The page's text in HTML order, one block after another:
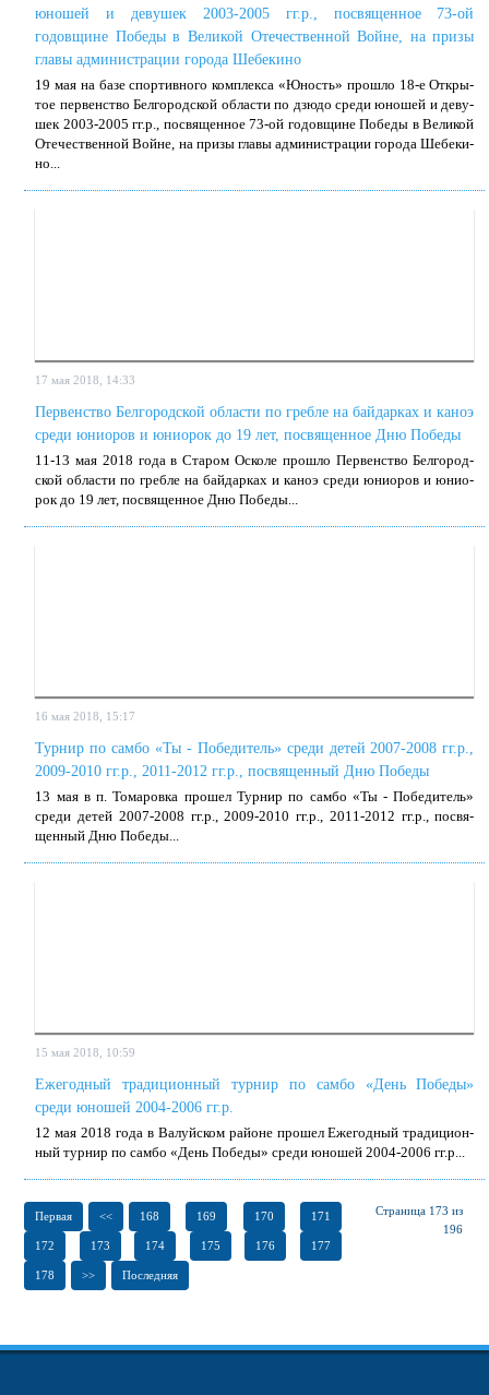
юношей и девушек 2003-2005 гг.р., посвященное 73-ой
годовщине Победы в Великой Отечественной Войне, на призы
главы администрации города Шебекино
19 мая на ба­зе спор­тив­но­го ком­плек­са «Юность» про­шло 18-е От­кры­
тое пер­вен­ство Бел­го­род­ской об­ла­сти по дзю­до сре­ди юно­шей и де­ву­
шек 2003-2005 гг.р., по­свя­щен­ное 73-ой го­дов­щине По­бе­ды в Ве­ли­кой
Оте­че­ствен­ной Войне, на при­зы гла­вы адми­ни­стра­ции го­ро­да Ше­бе­ки­
но...
17 мая 2018, 14:33
Первенство Белгородской области по гребле на байдарках и каноэ
среди юниоров и юниорок до 19 лет, посвященное Дню Победы
11-13 мая 2018 го­да в Ста­ром Оско­ле про­шло Пер­вен­ство Бел­го­род­
ской об­ла­сти по греб­ле на бай­дар­ках и ка­ноэ сре­ди юни­о­ров и юни­о­
рок до 19 лет, по­свя­щен­ное Дню По­бе­ды...
16 мая 2018, 15:17
Турнир по самбо «Ты - Победитель» среди детей 2007-2008 гг.р.,
2009-2010 гг.р., 2011-2012 гг.р., посвященный Дню Победы
13 мая в п. То­ма­ров­ка про­шел Тур­нир по сам­бо «Ты - По­бе­ди­тель»
сре­ди де­тей 2007-2008 гг.р., 2009-2010 гг.р., 2011-2012 гг.р., по­свя­
щен­ный Дню По­бе­ды...
15 мая 2018, 10:59
Ежегодный традиционный турнир по самбо «День Победы»
среди юношей 2004-2006 гг.р.
12 мая 2018 го­да в Ва­луй­ском рай­оне про­шел Еже­год­ный тра­ди­ци­он­
ный тур­нир по сам­бо «День По­бе­ды» сре­ди юно­шей 2004-2006 гг.р...
Первая << 168 169 170 171
172 173 174 175 176 177
178 >> Последняя
Страница 173 из
196